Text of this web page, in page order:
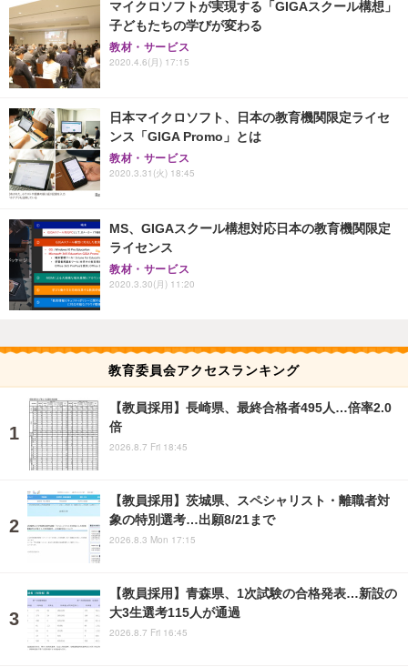
マイクロソフトが実現する「GIGAスクール構想」
子どもたちの学びが変わる
教材・サービス
2020.4.6(月) 17:15
日本マイクロソフト、日本の教育機関限定ライセ
ンス「GIGA Promo」とは
教材・サービス
2020.3.31(火) 18:45
MS、GIGAスクール構想対応日本の教育機関限定
ライセンス
教材・サービス
2020.3.30(月) 11:20
教育委員会アクセスランキング
【教員採用】長崎県、最終合格者495人…倍率2.0
倍
2026.8.7 Fri 18:45
【教員採用】茨城県、スペシャリスト・離職者対
象の特別選考…出願8/21まで
2026.8.3 Mon 17:15
【教員採用】青森県、1次試験の合格発表…新設の
大3生選考115人が通過
2026.8.7 Fri 16:45